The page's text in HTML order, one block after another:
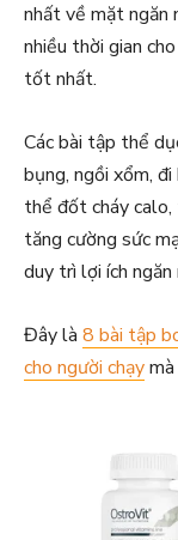
nhất về mặt ngăn
nhiều thời gian
tốt nhất.
Các bài tập thể
bụng, ngồi xổm,
thể đốt cháy
tăng cường sức
duy trì lợi ích
Đây là 8 bài tập
cho người chạy